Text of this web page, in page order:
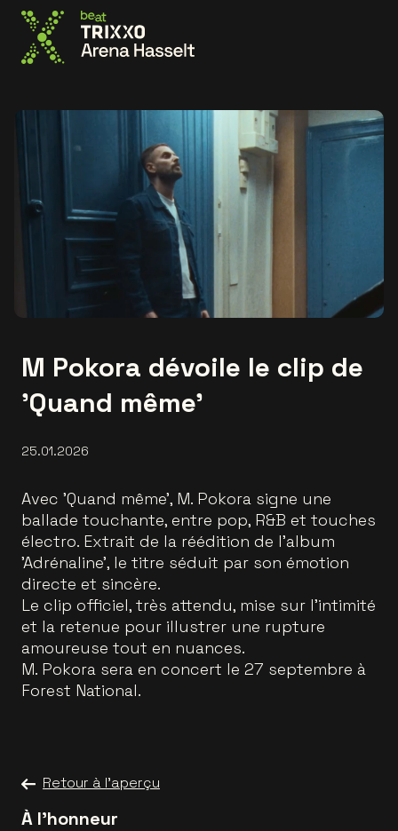
M Pokora dévoile le clip de
'Quand même'
25.01.2026
Avec 'Quand même', M. Pokora signe une
ballade touchante, entre pop, R&B et touches
électro. Extrait de la réédition de l’album
'Adrénaline', le titre séduit par son émotion
directe et sincère.
Le clip officiel, très attendu, mise sur l’intimité
et la retenue pour illustrer une rupture
amoureuse tout en nuances.
M. Pokora sera en concert le 27 septembre à
Forest National.
Retour à l'aperçu
À l'honneur